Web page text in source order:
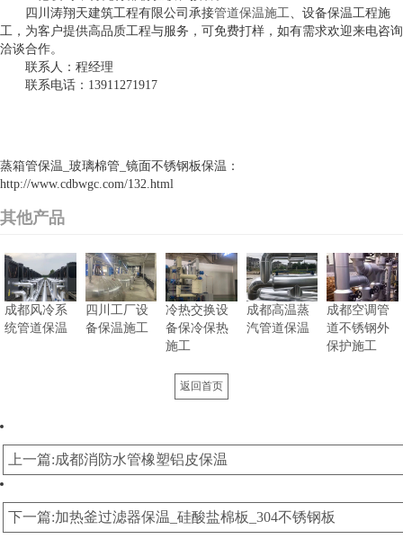
四川涛翔天建筑工程有限公司承接管道保温施工、设备保温工程施
工，为客户提供高品质工程与服务，可免费打样，如有需求欢迎来电咨询
洽谈合作。
联系人：程经理
联系电话：13911271917
蒸箱管保温_玻璃棉管_镜面不锈钢板保温：
http://www.cdbwgc.com/132.html
其他产品
成都风冷系
统管道保温
四川工厂设
备保温施工
冷热交换设
备保冷保热
施工
成都高温蒸
汽管道保温
成都空调管
道不锈钢外
保护施工
返回首页
上一篇:成都消防水管橡塑铝皮保温
下一篇:加热釜过滤器保温_硅酸盐棉板_304不锈钢板